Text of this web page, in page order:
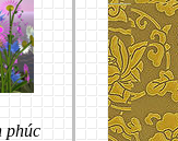
phúc